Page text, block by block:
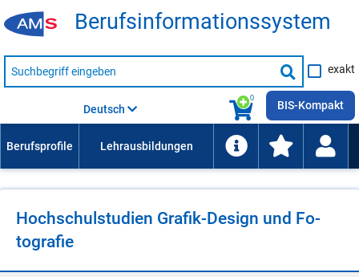
Be­rufs­in­for­ma­ti­ons­sys­tem
Suche
nach
Suche
starten
exakt
0
Deutsch BIS-Kompakt
Hoch­schul­stu­di­en Gra­fik-De­sign und Fo­
to­gra­fie